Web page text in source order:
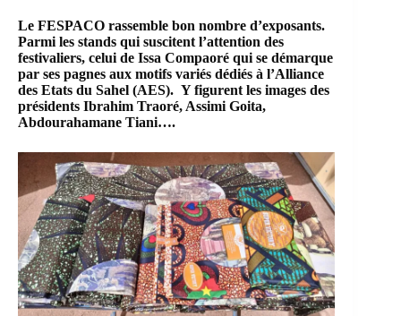
Le FESPACO rassemble bon nombre d’exposants.
Parmi les stands qui suscitent l’attention des
festivaliers, celui de Issa Compaoré qui se démarque
par ses pagnes aux motifs variés dédiés à l’Alliance
des Etats du Sahel (AES). Y figurent les images des
présidents Ibrahim Traoré, Assimi Goita,
Abdourahamane Tiani….